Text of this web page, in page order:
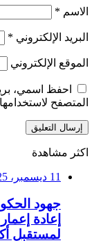
الاسم *
البريد الإلكتروني *
الموقع الإلكتروني
احفظ اسمي،
المتصفح
اكثر مشاهدة
11 ديسمبر، 2025
جهود
إعادة
لمستقبل